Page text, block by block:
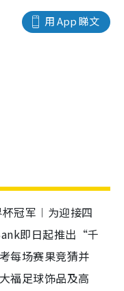
用 App 睇文
冠军︱为迎接四
即日起推出“千
每场赛果竞猜并
福足球饰品及高